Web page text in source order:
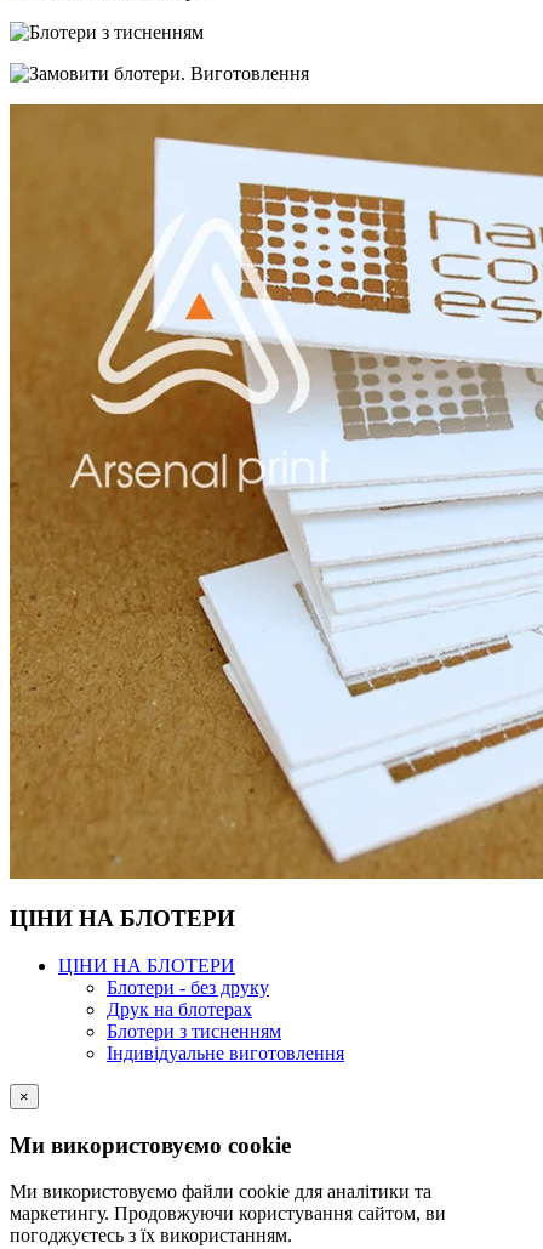
ЦІНИ НА БЛОТЕРИ
ЦІНИ НА БЛОТЕРИ
Блотери - без друку
Друк на блотерах
Блотери з тисненням
Індивідуальне виготовлення
×
Ми використовуємо cookie
Ми використовуємо файли cookie для аналітики та
маркетингу. Продовжуючи користування сайтом, ви
погоджуєтесь з їх використанням.